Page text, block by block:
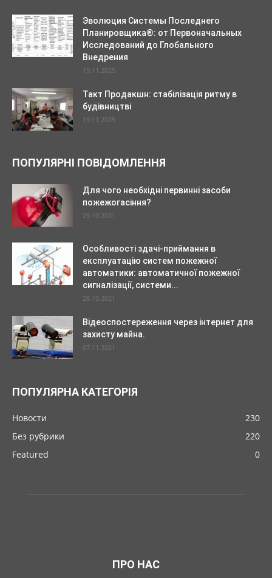
Эволюция Системы Последнего
Планировщика®: от Первоначальных
Исследований до Глобального
Внедрения
19.11.2025
Такт Продакшн: стабілізація ритму в
будівництві
19.11.2025
ПОПУЛЯРНІ ПОВІДОМЛЕННЯ
Для чого необхідні первинні засоби
пожежогасіння?
29.10.2021
Особливості здачі-приймання в
експлуатацію систем пожежної
автоматики: автоматичної пожежної
сигналізації, системи...
28.10.2021
Відеоспостереження через інтернет для
захисту майна.
07.11.2021
ПОПУЛЯРНА КАТЕГОРІЯ
Новости
230
Без рубрики
220
Featured
0
ПРО НАС